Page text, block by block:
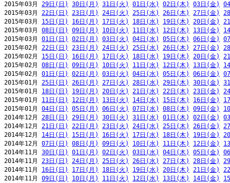
2015年03月 29日(日) 30日(月) 31日(火) 01日(水) 02日(木) 03日(金)
2015年03月 22日(日) 23日(月) 24日(火) 25日(水) 26日(木) 27日(金)
2015年03月 15日(日) 16日(月) 17日(火) 18日(水) 19日(木) 20日(金)
2015年03月 08日(日) 09日(月) 10日(火) 11日(水) 12日(木) 13日(金)
2015年03月 01日(日) 02日(月) 03日(火) 04日(水) 05日(木) 06日(金)
2015年02月 22日(日) 23日(月) 24日(火) 25日(水) 26日(木) 27日(金)
2015年02月 15日(日) 16日(月) 17日(火) 18日(水) 19日(木) 20日(金)
2015年02月 08日(日) 09日(月) 10日(火) 11日(水) 12日(木) 13日(金)
2015年02月 01日(日) 02日(月) 03日(火) 04日(水) 05日(木) 06日(金)
2015年01月 25日(日) 26日(月) 27日(火) 28日(水) 29日(木) 30日(金)
2015年01月 18日(日) 19日(月) 20日(火) 21日(水) 22日(木) 23日(金)
2015年01月 11日(日) 12日(月) 13日(火) 14日(水) 15日(木) 16日(金)
2015年01月 04日(日) 05日(月) 06日(火) 07日(水) 08日(木) 09日(金)
2014年12月 28日(日) 29日(月) 30日(火) 31日(水) 01日(木) 02日(金)
2014年12月 21日(日) 22日(月) 23日(火) 24日(水) 25日(木) 26日(金)
2014年12月 14日(日) 15日(月) 16日(火) 17日(水) 18日(木) 19日(金)
2014年12月 07日(日) 08日(月) 09日(火) 10日(水) 11日(木) 12日(金)
2014年11月 30日(日) 01日(月) 02日(火) 03日(水) 04日(木) 05日(金)
2014年11月 23日(日) 24日(月) 25日(火) 26日(水) 27日(木) 28日(金)
2014年11月 16日(日) 17日(月) 18日(火) 19日(水) 20日(木) 21日(金)
2014年11月 09日(日) 10日(月) 11日(火) 12日(水) 13日(木) 14日(金)